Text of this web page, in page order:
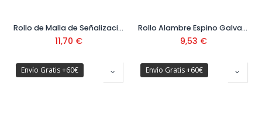
Rollo de Malla de Señalizacion Naranja 1 x 50 mt Ref. 300890
11,70 €
Rollo Alambre Espino Galvanizado Ref. 10601041
9,53 €
Envío Gratis +60€ Envío Gratis +60€